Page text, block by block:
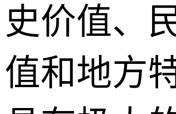
史价值、
值和地方